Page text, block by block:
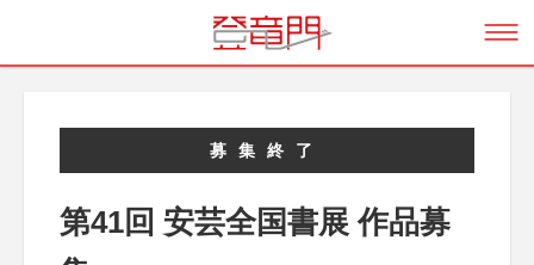
募集終了
第41回 安芸全国書展 作品募